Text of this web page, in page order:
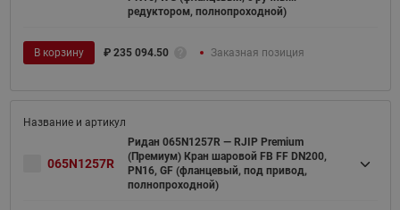
редуктором, полнопроходной)
В корзину ₽ 235 094.50 Заказная позиция
065N1257R
Ридан 065N1257R — RJIP Premium
(Премиум) Кран шаровой FB FF DN200,
PN16, GF (фланцевый, под привод,
полнопроходной)